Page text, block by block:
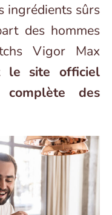
ingrédients sûrs
des hommes
Vigor Max
le site officiel
des